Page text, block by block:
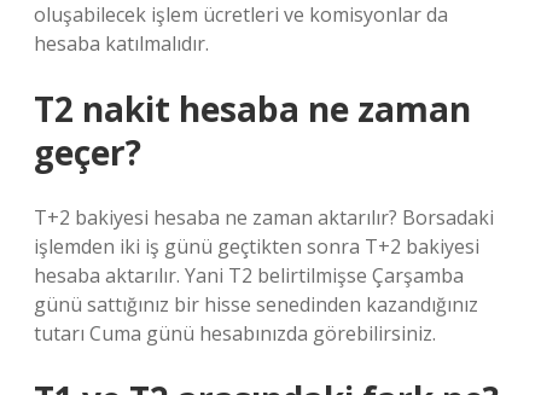
oluşabilecek işlem ücretleri ve komisyonlar da
hesaba katılmalıdır.
T2 nakit hesaba ne zaman
geçer?
T+2 bakiyesi hesaba ne zaman aktarılır? Borsadaki
işlemden iki iş günü geçtikten sonra T+2 bakiyesi
hesaba aktarılır. Yani T2 belirtilmişse Çarşamba
günü sattığınız bir hisse senedinden kazandığınız
tutarı Cuma günü hesabınızda görebilirsiniz.